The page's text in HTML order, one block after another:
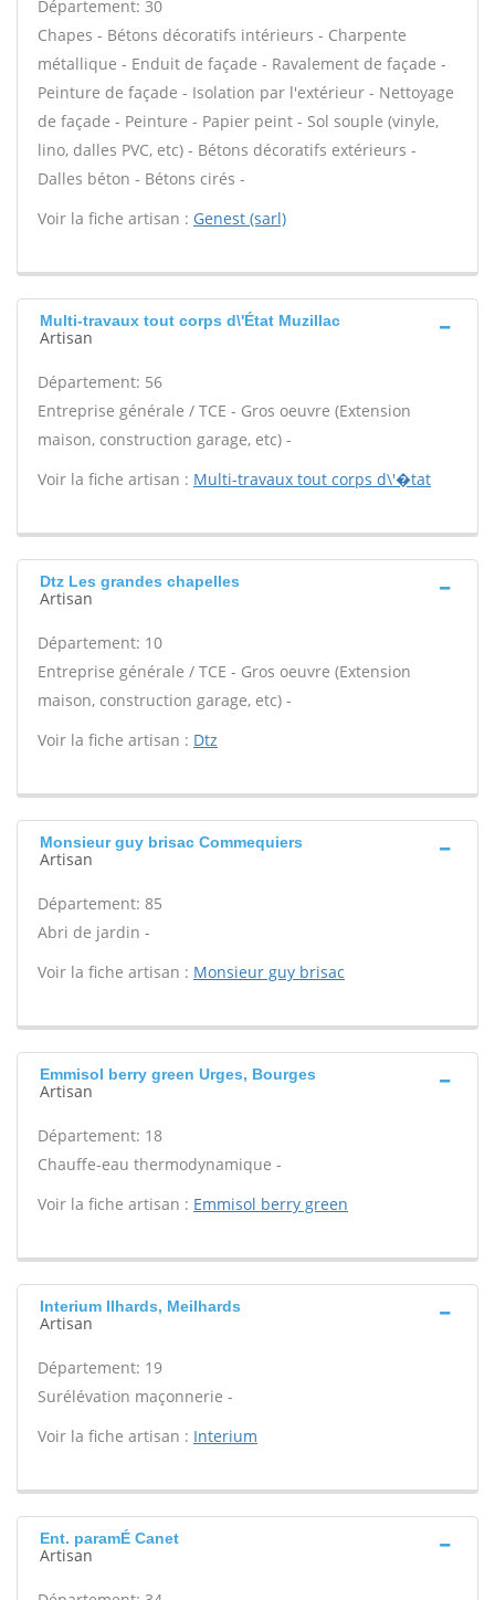
Département: 30
Chapes - Bétons décoratifs intérieurs - Charpente
métallique - Enduit de façade - Ravalement de façade -
Peinture de façade - Isolation par l'extérieur - Nettoyage
de façade - Peinture - Papier peint - Sol souple (vinyle,
lino, dalles PVC, etc) - Bétons décoratifs extérieurs -
Dalles béton - Bétons cirés -
Voir la fiche artisan : Genest (sarl)
Multi-travaux tout corps d\'État Muzillac
Artisan
Département: 56
Entreprise générale / TCE - Gros oeuvre (Extension
maison, construction garage, etc) -
Voir la fiche artisan : Multi-travaux tout corps d\'�tat
Dtz Les grandes chapelles
Artisan
Département: 10
Entreprise générale / TCE - Gros oeuvre (Extension
maison, construction garage, etc) -
Voir la fiche artisan : Dtz
Monsieur guy brisac Commequiers
Artisan
Département: 85
Abri de jardin -
Voir la fiche artisan : Monsieur guy brisac
Emmisol berry green Urges, Bourges
Artisan
Département: 18
Chauffe-eau thermodynamique -
Voir la fiche artisan : Emmisol berry green
Interium Ilhards, Meilhards
Artisan
Département: 19
Surélévation maçonnerie -
Voir la fiche artisan : Interium
Ent. paramÉ Canet
Artisan